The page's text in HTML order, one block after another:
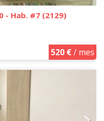
- Hab. #7 (2129)
520 €/ mes